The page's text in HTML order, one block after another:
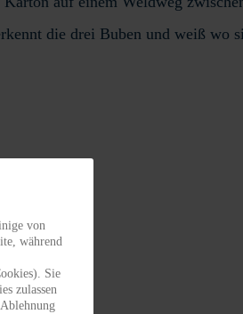
die drei Buben und weiß wo
von
während
Sie
zulassen